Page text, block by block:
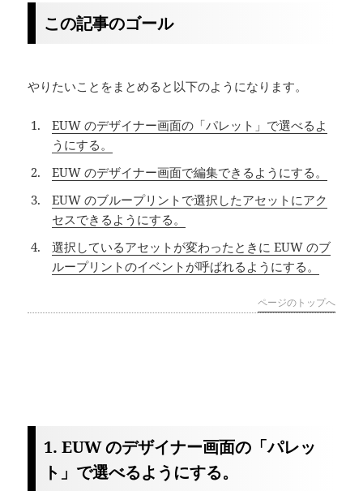
この記事のゴール
やりたいことをまとめると以下のようになります。
EUW のデザイナー画面の「パレット」で選べるよ
うにする。
EUW のデザイナー画面で編集できるようにする。
EUW のブループリントで選択したアセットにアク
セスできるようにする。
選択しているアセットが変わったときに EUW のブ
ループリントのイベントが呼ばれるようにする。
ページのトップへ
1. EUW のデザイナー画面の「パレッ
ト」で選べるようにする。